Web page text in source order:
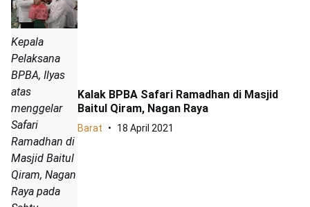
Kepala
Pelaksana
BPBA, Ilyas
atas
menggelar
Safari
Ramadhan di
Masjid Baitul
Qiram, Nagan
Raya pada
Kalak BPBA Safari Ramadhan di Masjid
Baitul Qiram, Nagan Raya
Barat 18 April 2021